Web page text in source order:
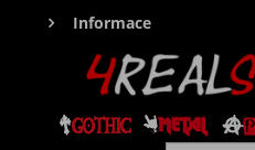
Informace